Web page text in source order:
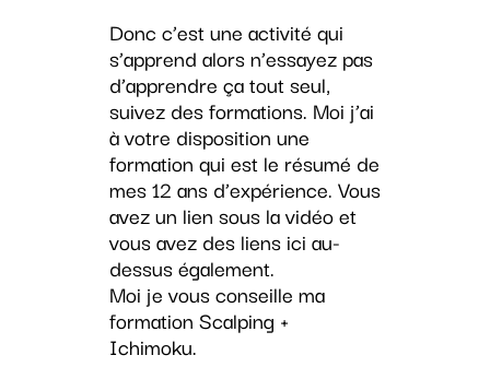
Donc c’est une activité qui
s’apprend alors n’essayez pas
d’apprendre ça tout seul,
suivez des formations. Moi j’ai
à votre disposition une
formation qui est le résumé de
mes 12 ans d’expérience. Vous
avez un lien sous la vidéo et
vous avez des liens ici au-
dessus également.
Moi je vous conseille ma
formation Scalping +
Ichimoku.